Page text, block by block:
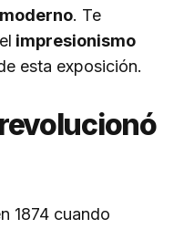
. Te
impresionismo
esta exposición.
1874 cuando